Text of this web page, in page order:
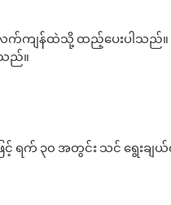
ကျန်ထဲသို့ ထည့်ပေးပါသည်။
သည်။
ြင့် ရက် ၃၀ အတွင်း သင် ရွေး